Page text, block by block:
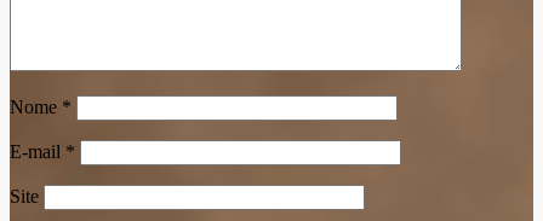
Nome *
E-mail *
Site